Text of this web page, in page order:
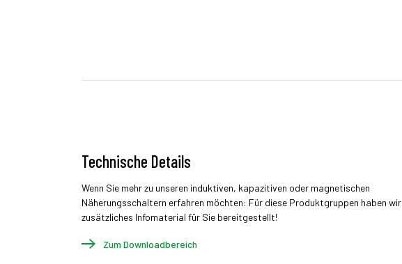
Technische Details
Wenn Sie mehr zu unseren induktiven, kapazitiven oder magnetischen
Näherungsschaltern erfahren möchten: Für diese Produktgruppen haben wir
zusätzliches Infomaterial für Sie bereitgestellt!
Zum Downloadbereich